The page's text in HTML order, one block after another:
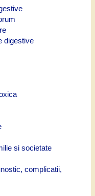
digestive
si societate
complicatii,